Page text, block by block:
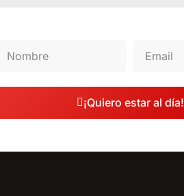
¡Quiero estar al día!